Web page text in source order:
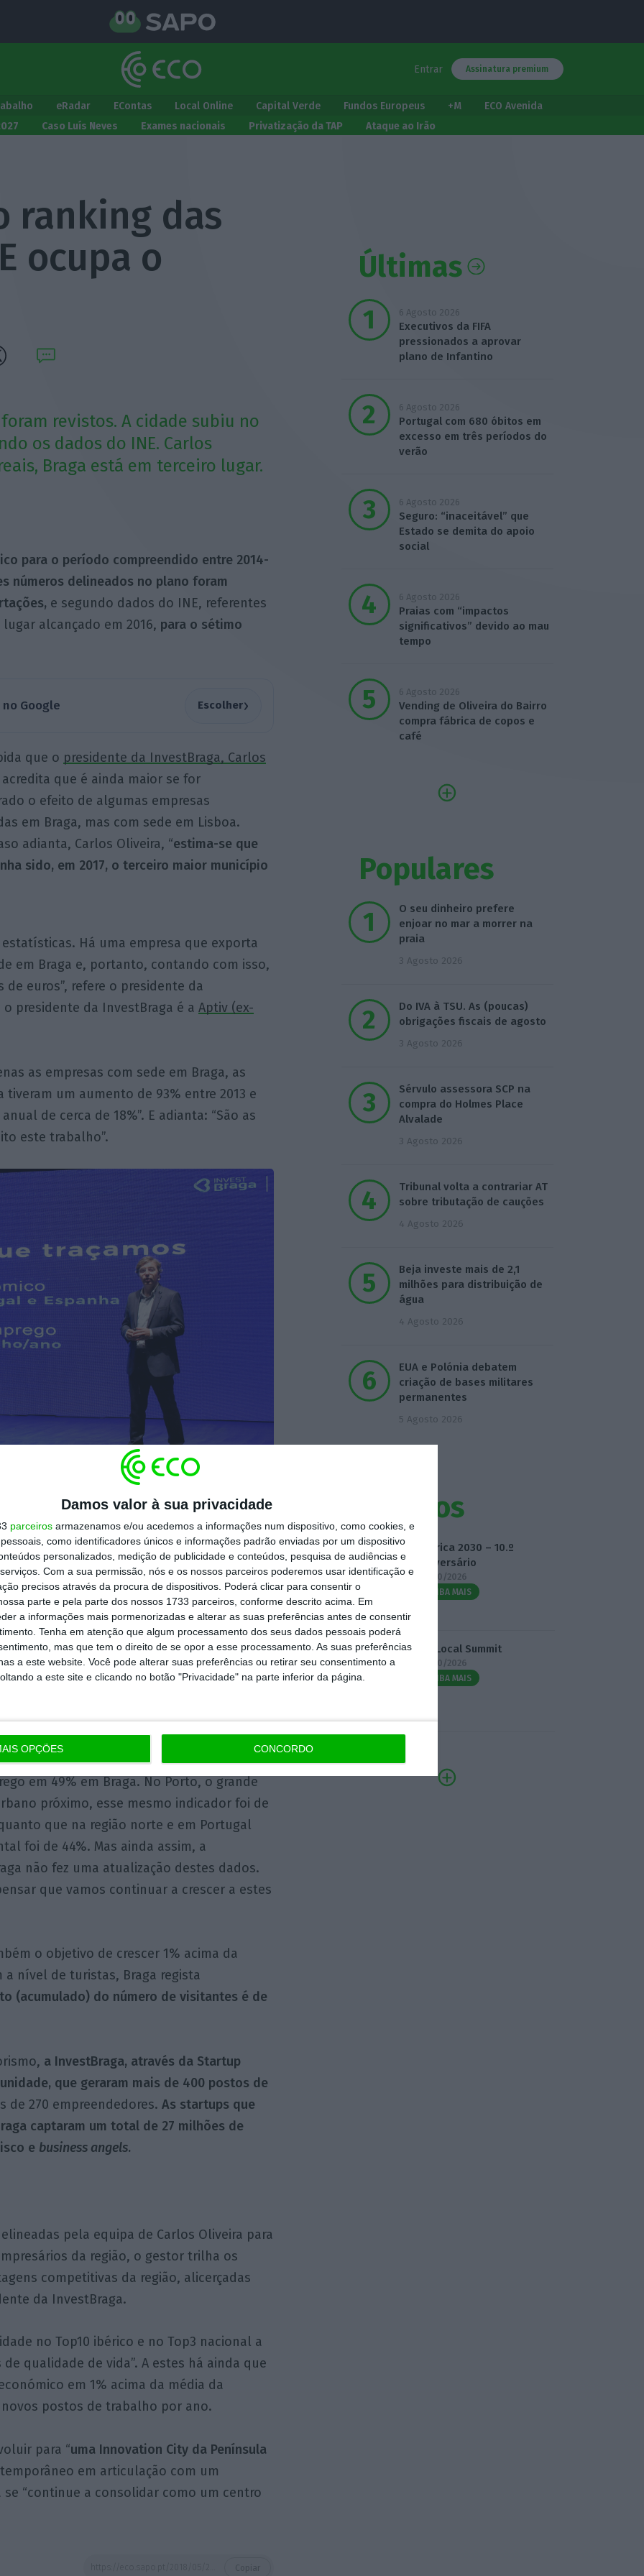
Damos valor à sua privacidade
parceiros armazenamos e/ou acedemos a informações num dispositivo, como cookies, e
como identificadores únicos e informações padrão enviadas por um dispositivo
personalizados, medição de publicidade e conteúdos, pesquisa de audiências e
Com a sua permissão, nós e os nossos parceiros poderemos usar identificação e
precisos através da procura de dispositivos. Poderá clicar para consentir o
parte e pela parte dos nossos 1733 parceiros, conforme descrito acima. Em
a informações mais pormenorizadas e alterar as suas preferências antes de consentir
Tenha em atenção que algum processamento dos seus dados pessoais poderá
mas que tem o direito de se opor a esse processamento. As suas preferências
a este website. Você pode alterar suas preferências ou retirar seu consentimento a
a este site e clicando no botão "Privacidade" na parte inferior da página.
OPÇÕES CONCORDO
Entrar Assinatura premium
eRadar EContas Local Online Capital Verde Fundos Europeus +M
ECO Avenida
Caso Luís Neves Exames nacionais Privatização da TAP Ataque ao Irão
ranking das
ocupa o
revistos. A cidade subiu no
os dados do INE. Carlos
Braga está em terceiro lugar.
para o período compreendido entre 2014-
números delineados no plano foram
e segundo dados do INE, referentes
alcançado em 2016, para o sétimo
Google Escolher›
que o presidente da InvestBraga, Carlos
acredita que é ainda maior se for
o efeito de algumas empresas
em Braga, mas com sede em Lisboa.
adianta, Carlos Oliveira, “estima-se que
sido, em 2017, o terceiro maior município
Há uma empresa que exporta
em Braga e, portanto, contando com isso,
euros”, refere o presidente da
presidente da InvestBraga é a Aptiv (ex-
as empresas com sede em Braga, as
um aumento de 93% entre 2013 e
de cerca de 18%”. E adianta: “São as
este trabalho”.
entidade que delineou o plano
a apresentar as atualizações do
a decorrer em Braga, no âmbito da 3ª
que o ECO é parceiro.
do emprego há números significativos.
uma geração líquida superior a oito mil
anual de cerca de dois mil postos de
traçado em 2014 de criar 500 novos
período houve uma redução do
em 49% em Braga. No Porto, o grande
próximo, esse mesmo indicador foi de
que na região norte e em Portugal
foi de 44%. Mas ainda assim, a
não fez uma atualização destes dados.
que vamos continuar a crescer a estes
o objetivo de crescer 1% acima da
a nível de turistas, Braga regista
(acumulado) do número de visitantes é de
a InvestBraga, através da Startup
que geraram mais de 400 postos de
de 270 empreendedores. As startups que
captaram um total de 27 milhões de
e business angels.
pela equipa de Carlos Oliveira para
da região, o gestor trilha os
competitivas da região, alicerçadas
da InvestBraga.
no Top10 ibérico e no Top3 nacional a
qualidade de vida”. A estes há ainda que
em 1% acima da média da
postos de trabalho por ano.
para “uma Innovation City da Península
em articulação com um
se “continue a consolidar como um centro
Últimas
6 Agosto 2026
Executivos da FIFA
pressionados a aprovar
plano de Infantino
6 Agosto 2026
Portugal com 680 óbitos em
excesso em três períodos do
verão
6 Agosto 2026
Seguro: “inaceitável” que
Estado se demita do apoio
social
6 Agosto 2026
Praias com “impactos
significativos” devido ao mau
tempo
6 Agosto 2026
Vending de Oliveira do Bairro
compra fábrica de copos e
café
Populares
O seu dinheiro prefere
enjoar no mar a morrer na
praia
3 Agosto 2026
Do IVA à TSU. As (poucas)
obrigações fiscais de agosto
3 Agosto 2026
Sérvulo assessora SCP na
compra do Holmes Place
Alvalade
3 Agosto 2026
Tribunal volta a contrariar AT
sobre tributação de cauções
4 Agosto 2026
Beja investe mais de 2,1
milhões para distribuição de
água
4 Agosto 2026
EUA e Polónia debatem
criação de bases militares
permanentes
5 Agosto 2026
Eventos
Fábrica 2030 – 10.º
Aniversário
14/10/2026
SAIBA MAIS
3.º Local Summit
07/10/2026
SAIBA MAIS